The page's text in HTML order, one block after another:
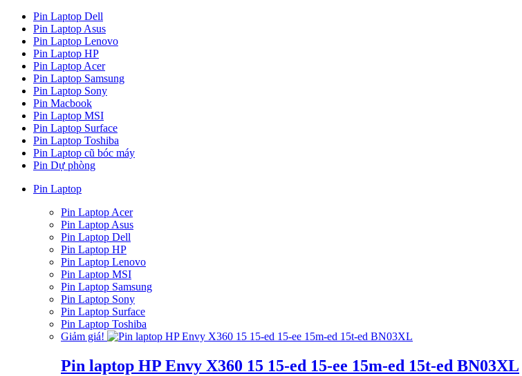
Pin Laptop Dell
Pin Laptop Asus
Pin Laptop Lenovo
Pin Laptop HP
Pin Laptop Acer
Pin Laptop Samsung
Pin Laptop Sony
Pin Macbook
Pin Laptop MSI
Pin Laptop Surface
Pin Laptop Toshiba
Pin Laptop cũ bóc máy
Pin Dự phòng
Pin Laptop
Pin Laptop Acer
Pin Laptop Asus
Pin Laptop Dell
Pin Laptop HP
Pin Laptop Lenovo
Pin Laptop MSI
Pin Laptop Samsung
Pin Laptop Sony
Pin Laptop Surface
Pin Laptop Toshiba
Giảm giá!
Pin laptop HP Envy X360 15 15-ed 15-ee 15m-ed 15t-ed BN03XL